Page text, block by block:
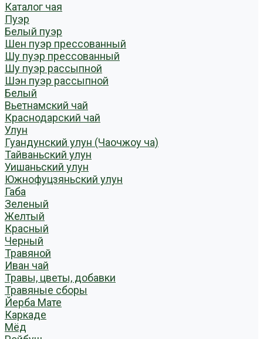
Каталог чая
Пуэр
Белый пуэр
Шен пуэр прессованный
Шу пуэр прессованный
Шу пуэр рассыпной
Шэн пуэр рассыпной
Белый
Вьетнамский чай
Краснодарский чай
Улун
Гуандунский улун (Чаочжоу ча)
Тайваньский улун
Уишаньский улун
Южнофуцзяньский улун
Габа
Зеленый
Желтый
Красный
Черный
Травяной
Иван чай
Травы, цветы, добавки
Травяные сборы
Йерба Мате
Каркаде
Мёд